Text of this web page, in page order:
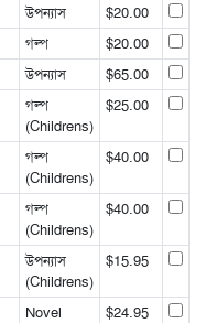
উপন্যাস
$20.00
গল্প
$20.00
উপন্যাস
$65.00
গল্প
(Childrens)
$25.00
গল্প
(Childrens)
$40.00
গল্প
(Childrens)
$40.00
উপন্যাস
(Childrens)
$15.95
Novel $24.95